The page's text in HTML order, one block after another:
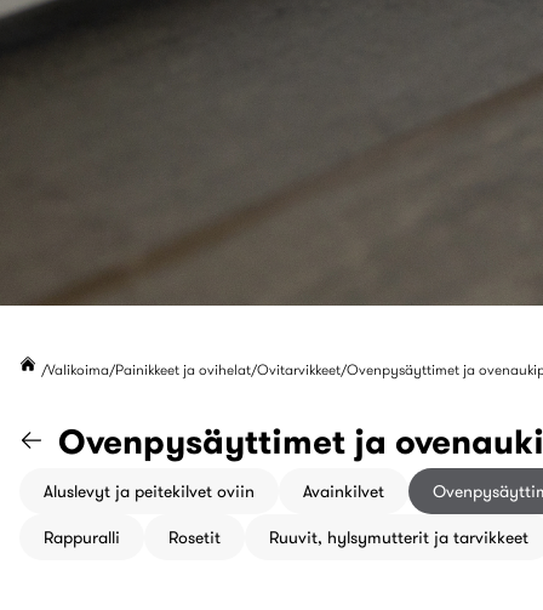
Valikoima Painikkeet ja ovihelat Ovitarvikkeet Ovenpysäyttimet ja
Siirry "Ovitarvikkeet"
Ovenpysäyttimet ja
Aluslevyt ja peitekilvet oviin Avainkilvet
Rappuralli Rosetit Ruuvit, hylsymutterit ja tarvikkeet